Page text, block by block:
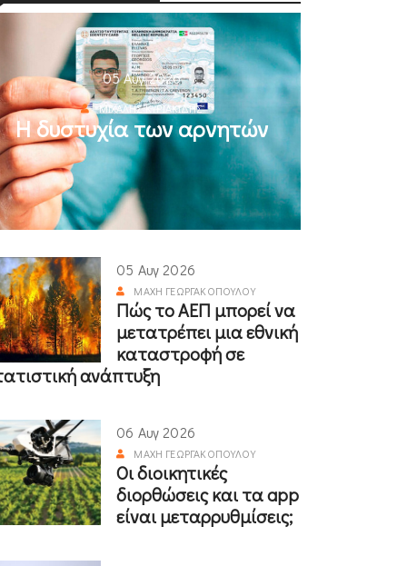
05 Αυγ 2026
ΜΙΧΆΛΗΣ ΚΥΡΙΑΚΊΔΗΣ
Η δυστυχία των αρνητών
05 Αυγ 2026
ΜΆΧΗ ΓΕΩΡΓΑΚΟΠΟΎΛΟΥ
Πώς το ΑΕΠ μπορεί να
μετατρέπει μια εθνική
καταστροφή σε
ανάπτυξη
06 Αυγ 2026
ΜΆΧΗ ΓΕΩΡΓΑΚΟΠΟΎΛΟΥ
Οι διοικητικές
διορθώσεις και τα app
είναι μεταρρυθμίσεις;